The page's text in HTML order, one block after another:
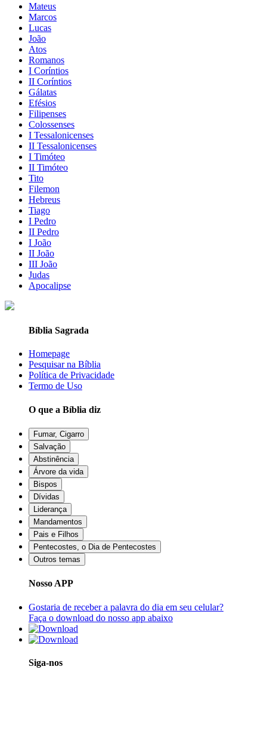
Mateus
Marcos
Lucas
João
Atos
Romanos
I Coríntios
II Coríntios
Gálatas
Efésios
Filipenses
Colossenses
I Tessalonicenses
II Tessalonicenses
I Timóteo
II Timóteo
Tito
Filemon
Hebreus
Tiago
I Pedro
II Pedro
I João
II João
III João
Judas
Apocalipse
Bíblia Sagrada
Homepage
Pesquisar na Bíblia
Política de Privacidade
Termo de Uso
O que a Bíblia diz
Fumar, Cigarro
Salvação
Abstinência
Árvore da vida
Bispos
Dívidas
Liderança
Mandamentos
Pais e Filhos
Pentecostes, o Dia de Pentecostes
Outros temas
Nosso APP
Gostaria de receber a palavra do dia em seu celular?
Faça o download do nosso app abaixo
Siga-nos